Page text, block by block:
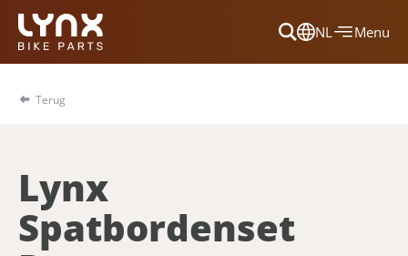
NL
Dansk
Menu
Terug
Lynx
Spatbordenset